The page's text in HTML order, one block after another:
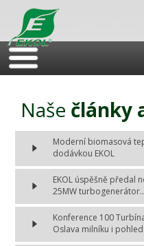
Naše články
Moderní biomasová
dodávkou EKOL
EKOL úspěšně předal
25MW
Konference 100
Oslava milníku i